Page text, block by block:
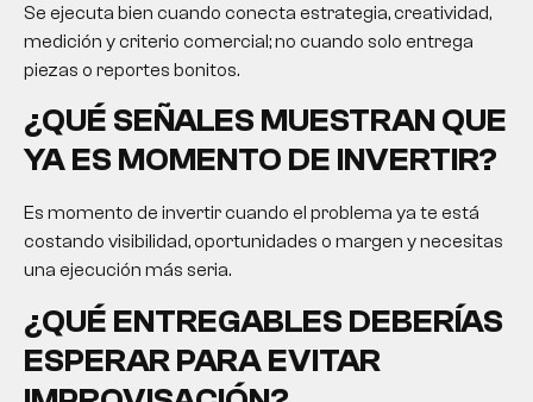
Se ejecuta bien cuando conecta estrategia, creatividad,
medición y criterio comercial; no cuando solo entrega
piezas o reportes bonitos.
¿QUÉ SEÑALES MUESTRAN QUE
YA ES MOMENTO DE INVERTIR?
Es momento de invertir cuando el problema ya te está
costando visibilidad, oportunidades o margen y necesitas
una ejecución más seria.
¿QUÉ ENTREGABLES DEBERÍAS
ESPERAR PARA EVITAR